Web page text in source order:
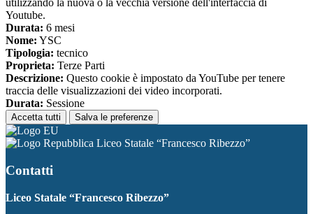
utilizzando la nuova o la vecchia versione dell'interfaccia di
Youtube.
Durata: 6 mesi
Nome: YSC
Tipologia: tecnico
Proprieta: Terze Parti
Descrizione: Questo cookie è impostato da YouTube per tenere
traccia delle visualizzazioni dei video incorporati.
Durata: Sessione
Accetta tutti Salva le preferenze
Liceo Statale “Francesco Ribezzo”
Contatti
Liceo Statale “Francesco Ribezzo”